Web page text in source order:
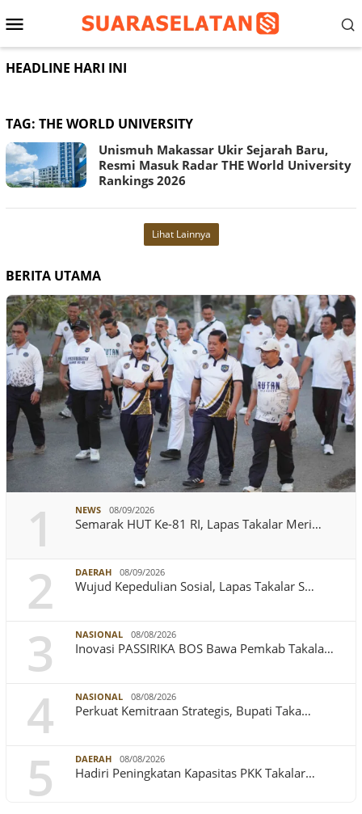
ke
Menu
Mobile
HEADLINE HARI INI
TAG: THE WORLD UNIVERSITY
Unismuh Makassar Ukir Sejarah Baru,
Resmi Masuk Radar THE World University
Rankings 2026
Lihat Lainnya
BERITA UTAMA
1 NEWS 08/09/2026
Semarak HUT Ke-81 RI, Lapas Takalar Meri…
2 DAERAH 08/09/2026
Wujud Kepedulian Sosial, Lapas Takalar S…
3 NASIONAL 08/08/2026
Inovasi PASSIRIKA BOS Bawa Pemkab Takala…
4 NASIONAL 08/08/2026
Perkuat Kemitraan Strategis, Bupati Taka…
5 DAERAH 08/08/2026
Hadiri Peningkatan Kapasitas PKK Takalar…